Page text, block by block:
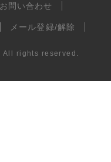
お問い合わせ
メール登録/解除
All rights reserved.